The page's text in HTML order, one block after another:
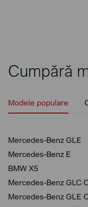
Cumpără
Modele populare
Mercedes-Benz GLE
Mercedes-Benz E
BMW X5
Mercedes-Benz GLC
Mercedes-Benz GLE